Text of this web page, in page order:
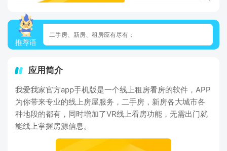
推荐语
二手房、新房、租房应有尽有；
应用简介
我爱我家官方app手机版是一个线上租房看房的软件，APP
为你带来专业的线上房屋服务，二手房，新房各大城市各
种地段的都有，同时增加了VR线上看房功能，无需出门就
能线上掌握房源信息。